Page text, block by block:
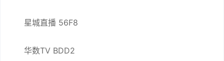
星城直播 56F8
华数TV BDD2